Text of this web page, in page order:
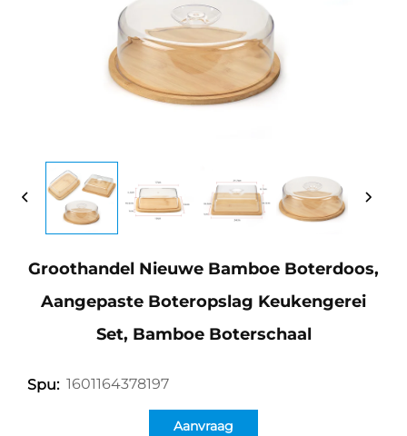
Groothandel Nieuwe Bamboe Boterdoos,
Aangepaste Boteropslag Keukengerei
Set, Bamboe Boterschaal
Spu: 1601164378197
Aanvraag